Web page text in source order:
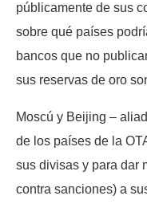
públicamente de sus
sobre qué países
bancos que no
sus reservas de oro
Moscú y Beijing –
de los países de la
sus divisas y para dar
contra sanciones) a